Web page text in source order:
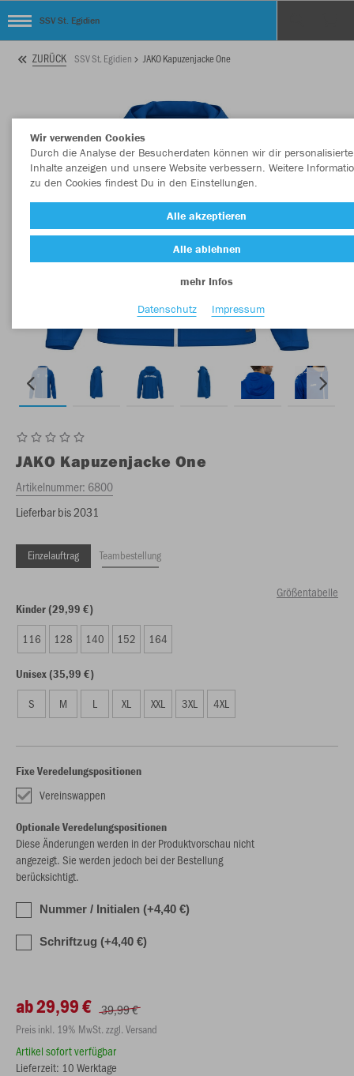
SSV St. Egidien
ZURÜCK SSV St. Egidien JAKO Kapuzenjacke One
JAKO Kapuzenjacke One
Artikelnummer: 6800
Lieferbar bis 2031
Einzelauftrag Teambestellung
Größentabelle
Kinder (29,99 €)
116 128 140 152 164
Unisex (35,99 €)
S M L XL XXL 3XL 4XL
Fixe Veredelungspositionen
Vereinswappen
Optionale Veredelungspositionen
Diese Änderungen werden in der Produktvorschau nicht
angezeigt. Sie werden jedoch bei der Bestellung
berücksichtigt.
Nummer / Initialen (+4,40 €)
Schriftzug (+4,40 €)
ab 29,99 € 39,99 €
Preis inkl. 19% MwSt. zzgl. Versand
Artikel sofort verfügbar
Lieferzeit: 10 Werktage
Wir verwenden Cookies
Durch die Analyse der Besucherdaten können wir dir personalisierte
Inhalte anzeigen und unsere Website verbessern. Weitere
zu den Cookies findest Du in den Einstellungen.
Alle akzeptieren
Alle ablehnen
mehr Infos
Datenschutz
Impressum